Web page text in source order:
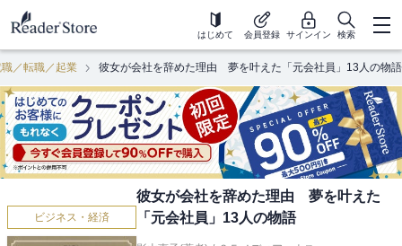
はじめて 会員登録 サインイン 検索
／転職／起業 彼女が会社を辞めた理由 夢を叶えた「元会社員」13人の物語
ビジネス・経済
彼女が会社を辞めた理由 夢を叶えた
「元会社員」13人の物語